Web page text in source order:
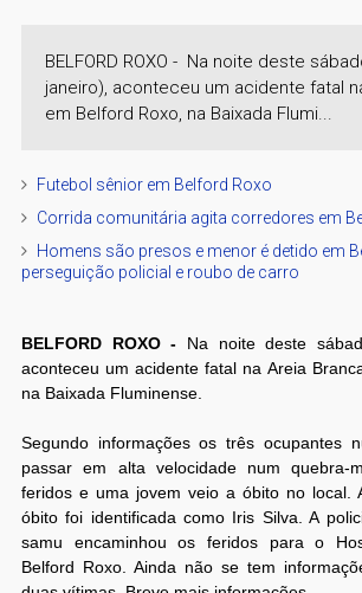
BELFORD ROXO - Na noite deste
janeiro), aconteceu um acidente fatal
em Belford Roxo, na Baixada Flumi...
Futebol sênior em Belford Roxo
Corrida comunitária agita corredores em
Homens são presos e menor é detido em
perseguição policial e roubo de carro
BELFORD ROXO - Na noite deste
aconteceu um acidente fatal na Areia
na Baixada Fluminense.
Segundo informações os três ocupantes
passar em alta velocidade num quebra-
feridos e uma jovem veio a óbito no local.
óbito foi identificada como Iris Silva. A
samu encaminhou os feridos para o
Belford Roxo. Ainda não se tem